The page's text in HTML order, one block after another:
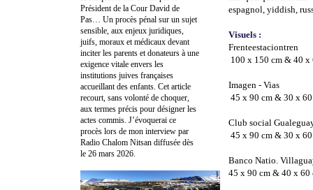
espagnol, yiddish,
Visuels :
Frenteestaciontren
100 x 150 cm & 40 x
Imagen - Vias
45 x 90 cm & 30 x
Club social
45 x 90 cm & 30 x
Banco Natio.
45 x 90 cm & 40 x 60
Président de la Cour David de
Pas… Un procès pénal sur un sujet
sensible, aux enjeux juridiques,
juifs, moraux et médicaux devant
inciter les parents et donateurs à une
exigence vitale envers les
institutions juives françaises
accueillant des enfants. Cet article
recourt, sans volonté de choquer,
aux termes précis pour désigner les
actes commis. J’évoquerai ce
procès lors de mon interview par
Radio Chalom Nitsan diffusée dès
le 26 mars 2026.